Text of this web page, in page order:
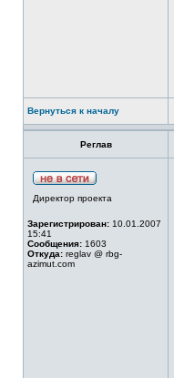
Вернуться к началу
Реглав
Директор проекта
Зарегистрирован: 10.01.2007
15:41
Сообщения: 1603
Откуда: reglav @ rbg-
azimut.com